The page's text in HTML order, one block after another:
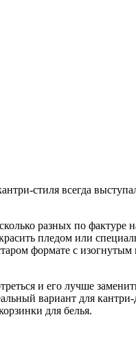
стиля всегда
разных по фактуре
пледом или
формате с изогнутым
и его лучше
вариант для
для белья.